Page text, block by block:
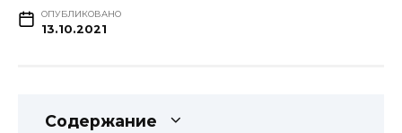
ОПУБЛИКОВАНО
13.10.2021
Содержание